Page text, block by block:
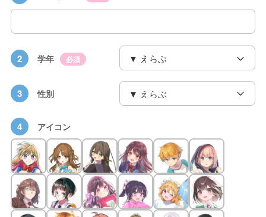
2 学年 必須
3 性別
4 アイコン